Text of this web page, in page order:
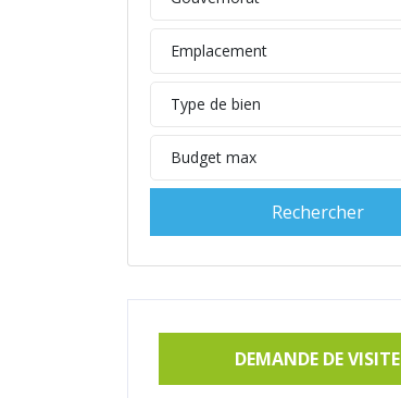
Emplacement
Type de bien
Budget max
DEMANDE DE VISITE